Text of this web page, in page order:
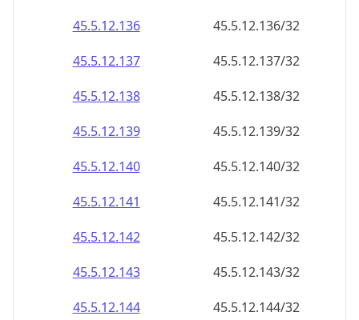
45.5.12.136
45.5.12.136/32
45.5.12.137
45.5.12.137/32
45.5.12.138
45.5.12.138/32
45.5.12.139
45.5.12.139/32
45.5.12.140
45.5.12.140/32
45.5.12.141
45.5.12.141/32
45.5.12.142
45.5.12.142/32
45.5.12.143
45.5.12.143/32
45.5.12.144
45.5.12.144/32